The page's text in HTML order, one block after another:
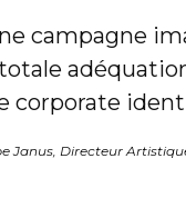
campagne
corporate
Janus, Directeur